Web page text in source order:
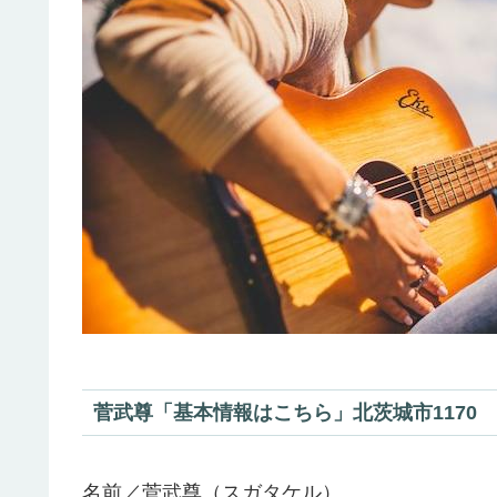
菅武尊「基本情報はこちら」北茨城市1170
名前／菅武尊（スガタケル）